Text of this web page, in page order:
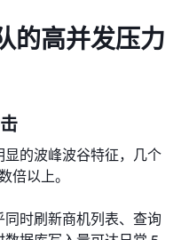
的高并发压力
的波峰波谷特征，几个
倍以上。
时刷新商机列表、查询